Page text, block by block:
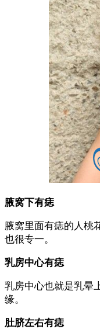
腋窝下有痣
腋窝里面有痣的人桃
也很专一。
乳房中心有痣
乳房中心也就是乳晕
缘。
肚脐左右有痣